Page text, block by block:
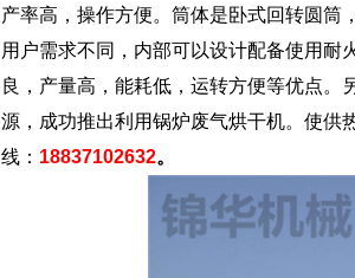
产率高，操作方便。筒体是卧式回转圆筒
用户需求不同，内部可以设计配备使用耐
良，产量高，能耗低，运转方便等优点。
源，成功推出利用锅炉废气烘干机。使供
线： 18837102632。